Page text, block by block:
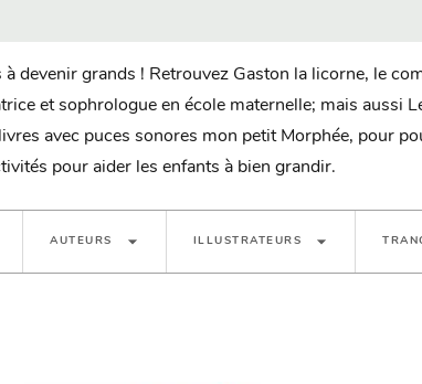
devenir grands ! Retrouvez Gaston la licorne, le
et sophrologue en école maternelle; mais aussi
avec puces sonores mon petit Morphée, pour
pour aider les enfants à bien grandir.
AUTEURS arrow_drop_down ILLUSTRATEURS arrow_drop_down